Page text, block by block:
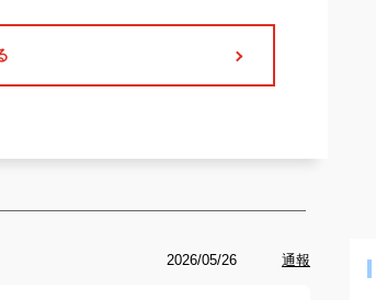
2026/05/26 通報